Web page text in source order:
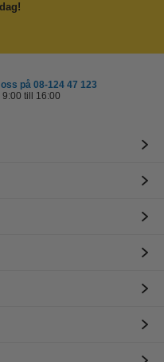
på 08-124 47 123
till 16:00